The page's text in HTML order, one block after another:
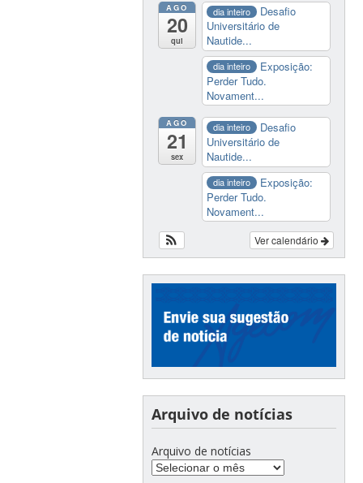
AGO
20
qui
dia inteiro
Desafio
Universitário de
Nautide...
dia inteiro
Exposição:
Perder Tudo.
Novament...
AGO
21
sex
dia inteiro
Desafio
Universitário de
Nautide...
dia inteiro
Exposição:
Perder Tudo.
Novament...
Ver calendário
Arquivo de notícias
Arquivo de notícias